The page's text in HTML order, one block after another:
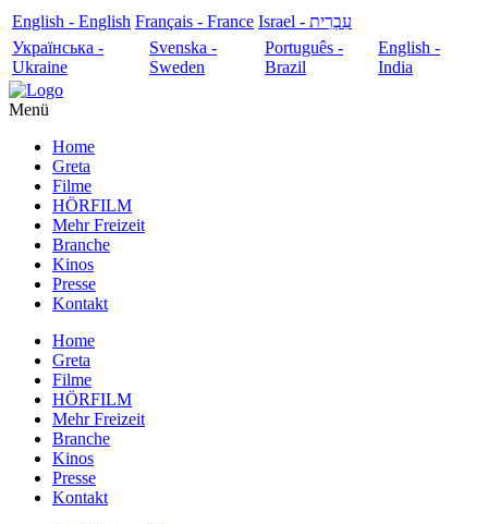
English - English Français - France
עִבְרִית - Israel
Українська -
Ukraine
Svenska -
Sweden
Português -
Brazil
English -
India
Menü
Home
Greta
Filme
HÖRFILM
Mehr Freizeit
Branche
Kinos
Presse
Kontakt
Home
Greta
Filme
HÖRFILM
Mehr Freizeit
Branche
Kinos
Presse
Kontakt